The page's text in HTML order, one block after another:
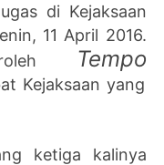
di Kejaksaan
11 April 2016.
Tempo
Kejaksaan yang
ketiga kalinya